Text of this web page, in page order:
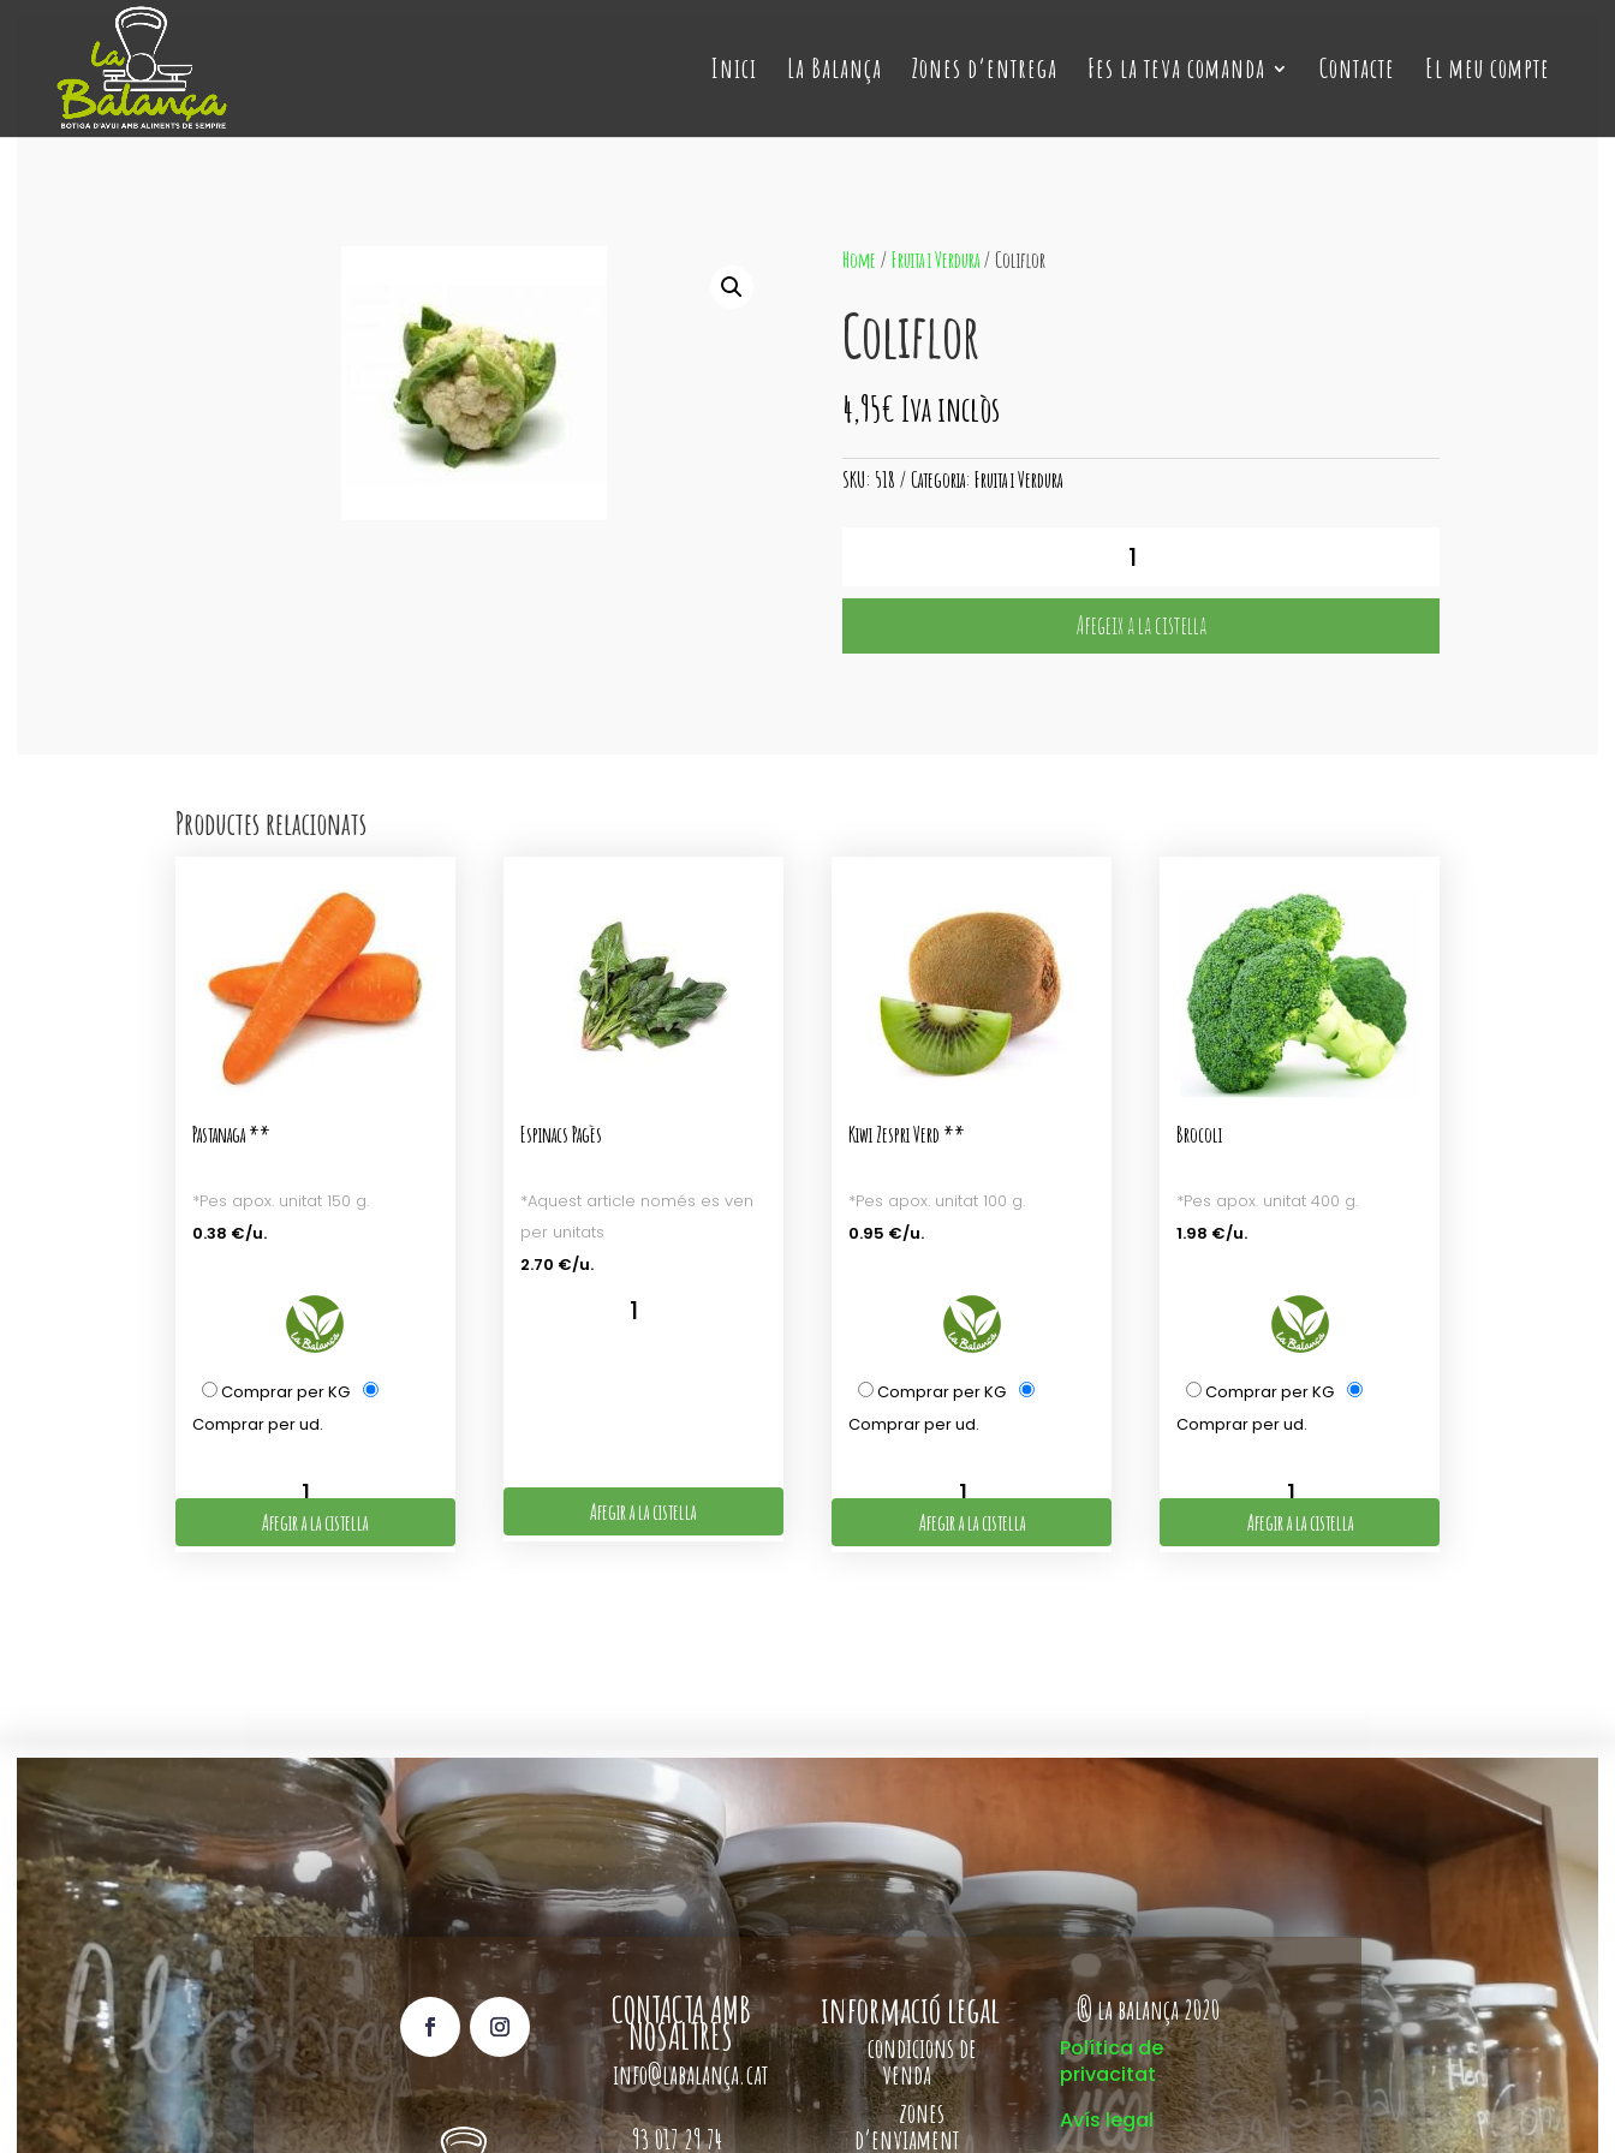
Inici La Balança Zones d’entrega Fes la teva comanda Contacte El meu compte
Home /Fruita i Verdura/ Coliflor
Coliflor
4,95€ Iva inclòs
SKU: 518 Categoria:Fruita i Verdura
Coliflor
Afegeix a la cistella
Productes relacionats
Pastanaga **
*Pes apox. unitat 150 g.
0.38 €/u.
Comprar per KG
Comprar per ud.
Afegir a la cistella
Espinacs Pagès
*Aquest article només es ven
per unitats
2.70 €/u.
Afegir a la cistella
Kiwi Zespri Verd **
*Pes apox. unitat 100 g.
0.95 €/u.
Comprar per KG
Comprar per ud.
Afegir a la cistella
Brocoli
*Pes apox. unitat 400 g.
1.98 €/u.
Comprar per KG
Comprar per ud.
Afegir a la cistella
CONTACTA AMB
NOSALTRES
info@labalança.cat
93 017 29 74
informació legal
condicions de
venda
zones
d’enviament
® la balança 2020
Política de
privacitat
Avís legal